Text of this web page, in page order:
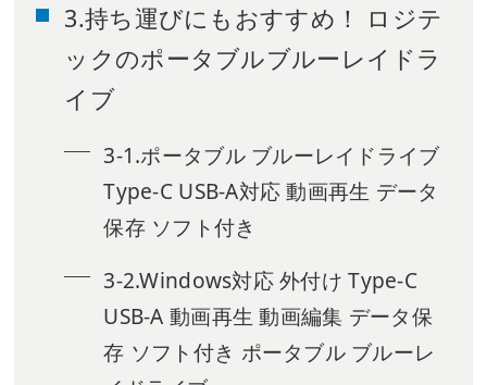
3.持ち運びにもおすすめ！ ロジテ
ックのポータブルブルーレイドラ
イブ
3-1.ポータブル ブルーレイドライブ
Type-C USB-A対応 動画再生 データ
保存 ソフト付き
3-2.Windows対応 外付け Type-C
USB-A 動画再生 動画編集 データ保
存 ソフト付き ポータブル ブルーレ